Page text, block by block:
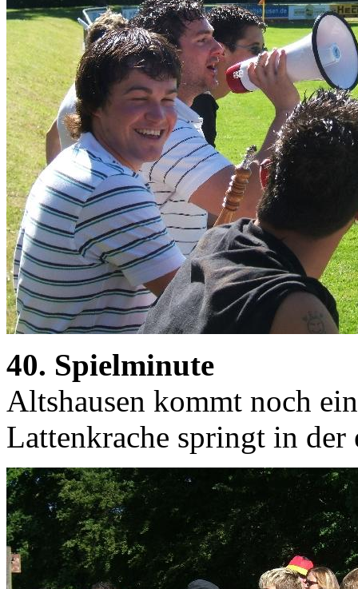
40. Spielminute
Altshausen kommt noch
Lattenkrache springt in der